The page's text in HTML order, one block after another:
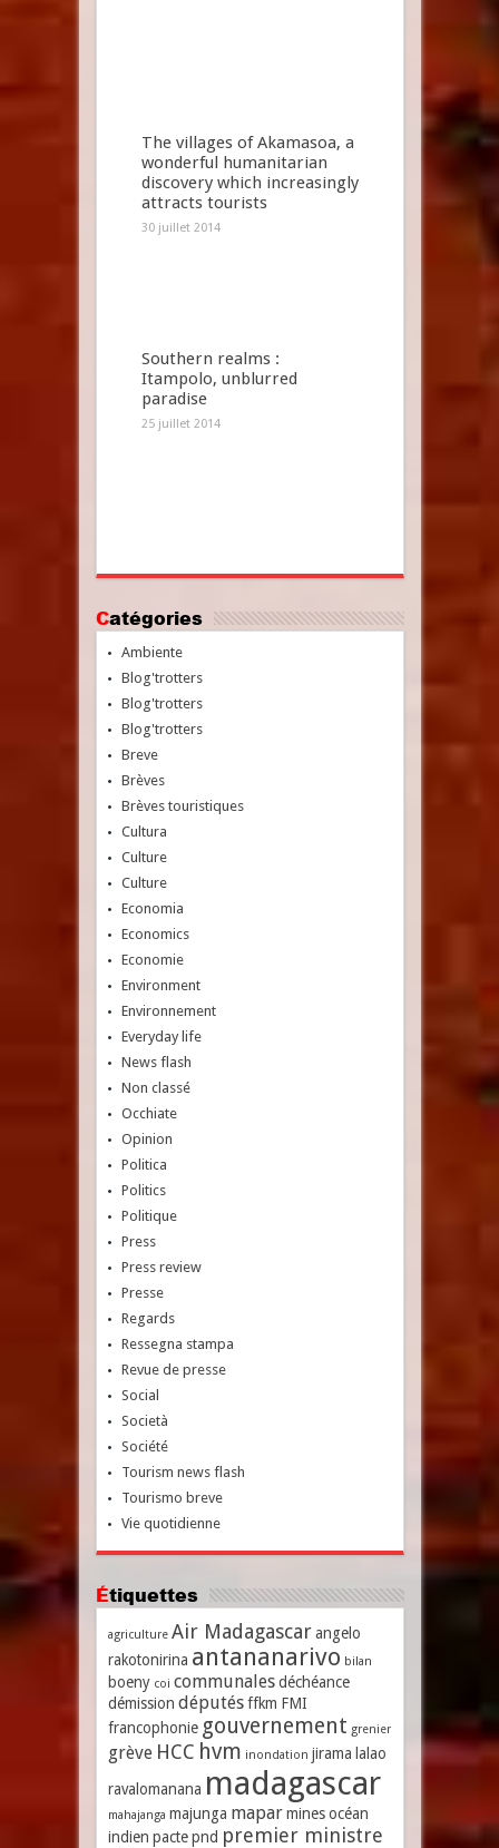
The villages of Akamasoa, a
wonderful humanitarian
discovery which increasingly
attracts tourists
30 juillet 2014
Southern realms :
Itampolo, unblurred
paradise
25 juillet 2014
Catégories
Ambiente
Blog'trotters
Blog'trotters
Blog'trotters
Breve
Brèves
Brèves touristiques
Cultura
Culture
Culture
Economia
Economics
Economie
Environment
Environnement
Everyday life
News flash
Non classé
Occhiate
Opinion
Politica
Politics
Politique
Press
Press review
Presse
Regards
Ressegna stampa
Revue de presse
Social
Società
Société
Tourism news flash
Tourismo breve
Vie quotidienne
Étiquettes
agriculture Air Madagascar angelo
rakotonirina antananarivo bilan
boeny coi communales déchéance
démission députés ffkm FMI
francophonie gouvernement grenier
grève HCC hvm inondation jirama lalao
ravalomanana madagascar
mahajanga majunga mapar mines océan
indien pacte pnd premier ministre